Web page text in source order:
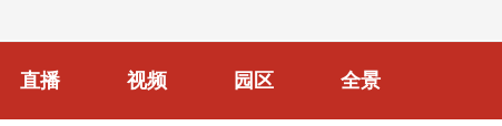
直播 视频 园区 全景